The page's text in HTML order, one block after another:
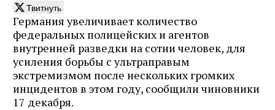
Твитнуть
Германия увеличивает количество
федеральных полицейских и агентов
внутренней разведки на сотни человек, для
усиления борьбы с ультраправым
экстремизмом после нескольких громких
инцидентов в этом году, сообщили чиновники
17 декабря.